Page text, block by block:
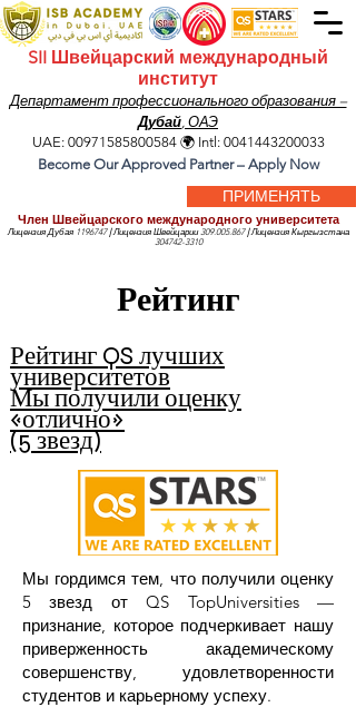
SII Швейцарский международный
институт
Департамент профессионального образования –
Дубай, ОАЭ
ПРИМЕНЯТЬ
Член Швейцарского международного университета
Лицензия Дубая 1196747 |Лицензия Швейцарии309.005.867 |Лицензия Кыргызстана
304742-3310
UAE: 00971585800584🌍 Intl: 0041443200033
Become Our Approved Partner – Apply Now
Рейтинг
Рейтинг QS лучших
университетов
Мы получили оценку
«отлично»
(5 звезд)
Мы гордимся тем, что получили оценку
5 звезд от QS TopUniversities —
признание, которое подчеркивает нашу
приверженность академическому
совершенству, удовлетворенности
студентов и карьерному успеху.